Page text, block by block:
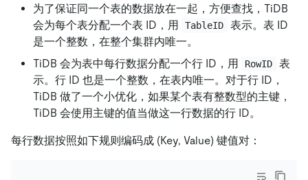
为了保证同一个表的数据放在一起，方便查找，TiDB
会为每个表分配一个表 ID，用
TableID
表示。表 ID
是一个整数，在整个集群内唯一。
TiDB 会为表中每行数据分配一个行 ID，用
RowID
表
示。行 ID 也是一个整数，在表内唯一。对于行 ID，
TiDB 做了一个小优化，如果某个表有整数型的主键，
TiDB 会使用主键的值当做这一行数据的行 ID。
每行数据按照如下规则编码成 (Key, Value) 键值对：